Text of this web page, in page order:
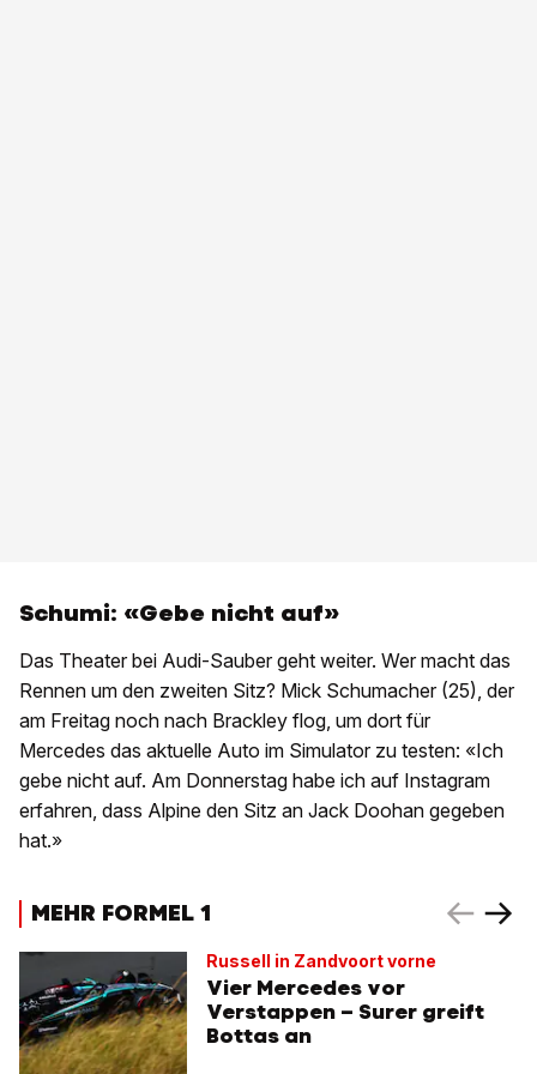
Schumi: «Gebe nicht auf»
Das Theater bei Audi-Sauber geht weiter. Wer macht das
Rennen um den zweiten Sitz? Mick Schumacher (25), der
am Freitag noch nach Brackley flog, um dort für
Mercedes das aktuelle Auto im Simulator zu testen: «Ich
gebe nicht auf. Am Donnerstag habe ich auf Instagram
erfahren, dass Alpine den Sitz an Jack Doohan gegeben
hat.»
MEHR FORMEL 1
Russell in Zandvoort vorne
Vier Mercedes vor
Verstappen – Surer greift
Bottas an